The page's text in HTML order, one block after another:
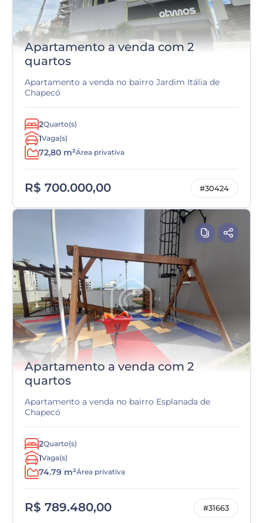
Apartamento a venda com 2
quartos
Apartamento a venda no bairro Jardim Itália de
Chapecó
2Quarto(s)
1Vaga(s)
72,80 m²Área privativa
R$ 700.000,00 #30424
Apartamento a venda com 2
quartos
Apartamento a venda no bairro Esplanada de
Chapecó
2Quarto(s)
1Vaga(s)
74.79 m²Área privativa
R$ 789.480,00 #31663